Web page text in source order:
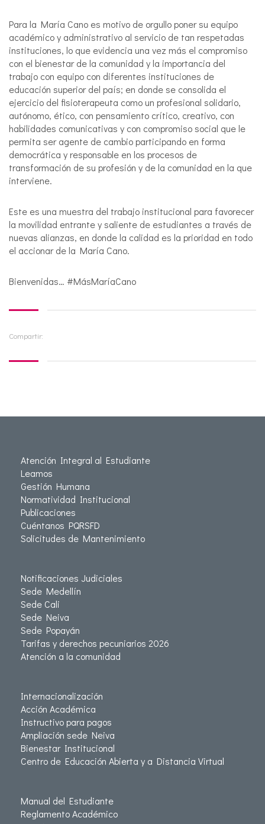
Para la María Cano es motivo de orgullo poner su equipo
académico y administrativo al servicio de tan respetadas
instituciones, lo que evidencia una vez más el compromiso
con el bienestar de la comunidad y la importancia del
trabajo con equipo con diferentes instituciones de
educación superior del país; en donde se consolida el
ejercicio del fisioterapeuta como un profesional solidario,
autónomo, ético, con pensamiento crítico, creativo, con
habilidades comunicativas y con compromiso social que le
permita ser agente de cambio participando en forma
democrática y responsable en los procesos de
transformación de su profesión y de la comunidad en la que
interviene.
Este es una muestra del trabajo institucional para favorecer
la movilidad entrante y saliente de estudiantes a través de
nuevas alianzas, en donde la calidad es la prioridad en todo
el accionar de la María Cano.
Bienvenidas… #MásMaríaCano
Compartir:
Atención Integral al Estudiante
Leamos
Gestión Humana
Normatividad Institucional
Publicaciones
Cuéntanos PQRSFD
Solicitudes de Mantenimiento
Notificaciones Judiciales
Sede Medellín
Sede Cali
Sede Neiva
Sede Popayán
Tarifas y derechos pecuniarios 2026
Atención a la comunidad
Internacionalización
Acción Académica
Instructivo para pagos
Ampliación sede Neiva
Bienestar Institucional
Centro de Educación Abierta y a Distancia Virtual
Manual del Estudiante
Reglamento Académico